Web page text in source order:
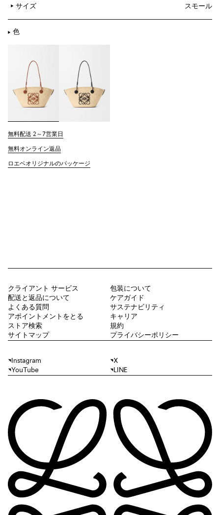
サイズ スモール
色
無料配送 2～7営業日
無料オンライン返品
ロエベオリジナルのパッケージ
クライアント サービス
配送と返品について
よくある質問
アポイントメントをとる
ストア検索
サイトマップ
包装について
ケアガイド
サステナビリティ
キャリア
規約
プライバシーポリシー
Instagram
X
YouTube
LINE